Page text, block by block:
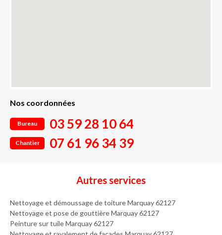
Nos coordonnées
Bureau 03 59 28 10 64
Chantier 07 61 96 34 39
Autres services
Nettoyage et démoussage de toiture Marquay 62127
Nettoyage et pose de gouttière Marquay 62127
Peinture sur tuile Marquay 62127